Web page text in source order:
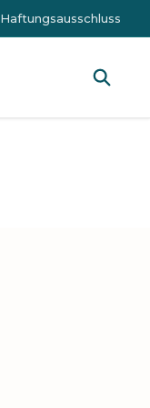
Haftungsausschluss